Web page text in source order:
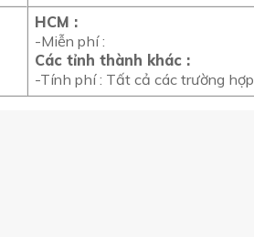
HCM :
-Miễn phí :
Các tỉnh thành khác :
-Tính phí : Tất cả các trường hợp